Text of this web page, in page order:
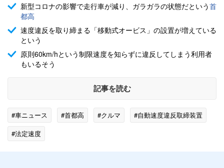
新型コロナの影響で走行車が減り、ガラガラの状態だという首
都高
速度違反を取り締まる「移動式オービス」の設置が増えている
という
原則60km/hという制限速度を知らずに違反してしまう利用者
もいるそう
記事を読む
#車ニュース #首都高 #クルマ
#自動速度違反取締装置
#法定速度